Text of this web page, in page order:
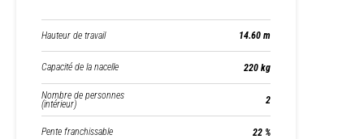
Hauteur de travail 14.60 m
Capacité de la nacelle 220 kg
Nombre de personnes
(intérieur) 2
Pente franchissable 22 %